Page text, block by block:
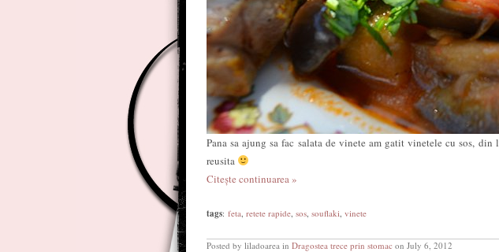
Pana sa ajung sa fac salata de vinete am gatit vinetele cu sos,
reusita
Citește continuarea »
tags: feta, retete rapide, sos, souflaki, vinete
Posted by liladoarea in Dragostea trece prin stomac on July 6, 2012